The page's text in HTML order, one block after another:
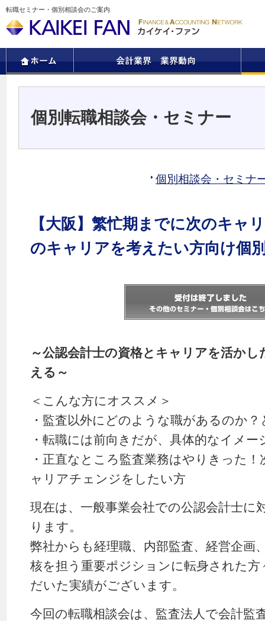
転職セミナー・個別相談会のご案内
個別転職相談会・セミナー
個別相談会・セミナ
【大阪】繁忙期までに次のキャ
のキャリアを考えたい方向け個
～公認会計士の資格とキャリアを活か
える～
＜こんな方にオススメ＞
・監査以外にどのような職があるのか
・転職には前向きだが、具体的なイメ
・正直なところ監査業務はやりきった
ャリアチェンジをしたい方
現在は、一般事業会社での公認会計士に
ります。
弊社からも経理職、内部監査、経営企画
核を担う重要ポジションに転身された
だいた実績がございます。
今回の転職相談会は、監査法人で会計監